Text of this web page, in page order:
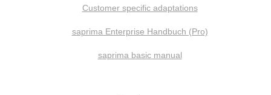
Customer specific adaptations
saprima Enterprise Handbuch (Pro)
saprima basic manual